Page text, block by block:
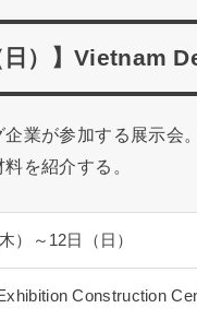
日）】Vietnam
業が参加する展示会
を紹介する。
）～12日（日）
Construction